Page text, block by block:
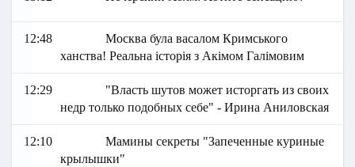
12:48
Москва була васалом Кримського
ханства! Реальна історія з Акімом Галімовим
12:29
"Власть шутов может исторгать из своих
недр только подобных себе" - Ирина Аниловская
12:10
Мамины секреты "Запеченные куриные
крылышки"